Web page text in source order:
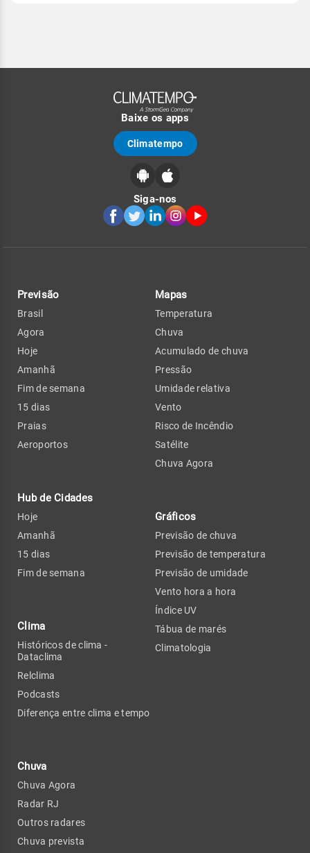
Baixe os apps
Climatempo
Siga-nos
Previsão
Brasil
Agora
Hoje
Amanhã
Fim de semana
15 dias
Praias
Aeroportos
Hub de Cidades
Hoje
Amanhã
15 dias
Fim de semana
Clima
Históricos de clima -
Dataclima
Relclima
Podcasts
Diferença entre clima e tempo
Chuva
Chuva Agora
Radar RJ
Outros radares
Chuva prevista
Mapas
Temperatura
Chuva
Acumulado de chuva
Pressão
Umidade relativa
Vento
Risco de Incêndio
Satélite
Chuva Agora
Gráficos
Previsão de chuva
Previsão de temperatura
Previsão de umidade
Vento hora a hora
Índice UV
Tábua de marés
Climatologia